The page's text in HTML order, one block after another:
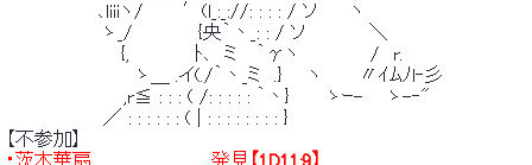
､liiiヽ/　　　′(l_:_://: : : : / ソ　　 ヽ
ゝ_/　　　　　{央｀丶_: : / ソ 　 　 　 ＼
{,　　　　　ﾄ､　ミ 　｀γヽ　　　　 　/　r.
ゝ＿ .イ(./｀丶_ミ　.} 　 ヽ　 　 〃ｲﾑﾉl‐彡
,r≦ : : : ( /: : : : : ｀丶}　 　 ゝｰ- 　 ゝ-‐"
／ : : : : : : ( | : : : : : : : : }
【不参加】